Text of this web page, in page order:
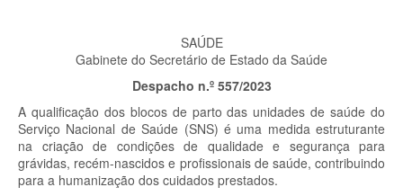
SAÚDE
Gabinete do Secretário de Estado da Saúde
Despacho n.º 557/2023
A qualificação dos blocos de parto das unidades de saúde do
Serviço Nacional de Saúde (SNS) é uma medida estruturante
na criação de condições de qualidade e segurança para
grávidas, recém-nascidos e profissionais de saúde, contribuindo
para a humanização dos cuidados prestados.